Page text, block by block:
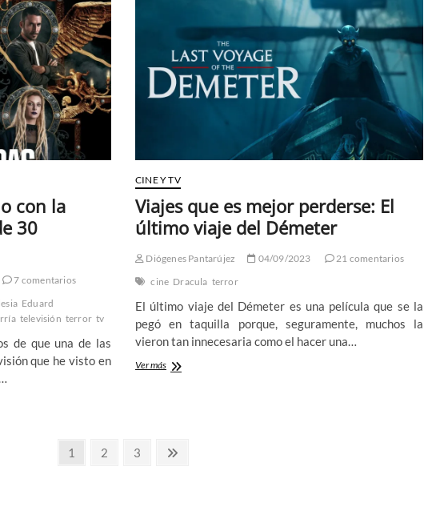
América
con la
30
7 comentarios
Eduard
televisión terror tv
de que una de las
que he visto en
CINE Y TV
Viajes que es mejor perderse: El
último viaje del Démeter
Diógenes Pantarújez 04/09/2023
21 comentarios
cine Dracula terror
El último viaje del Démeter es una película que se la
pegó en taquilla porque, seguramente, muchos la
vieron tan innecesaria como el hacer una…
Ver másViajes
último
Página
1 Página
2 Página
3